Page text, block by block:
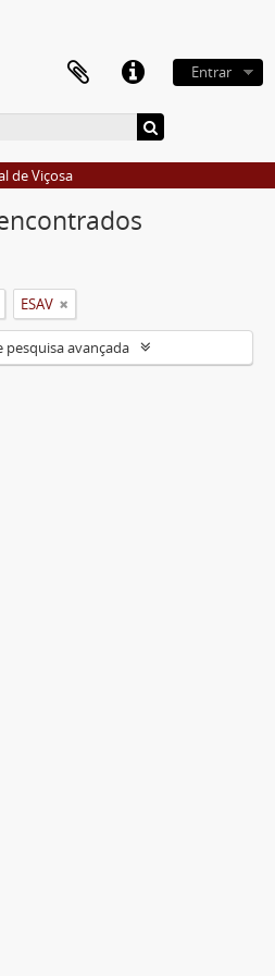
Entrar
de Viçosa
ESAV
pesquisa avançada